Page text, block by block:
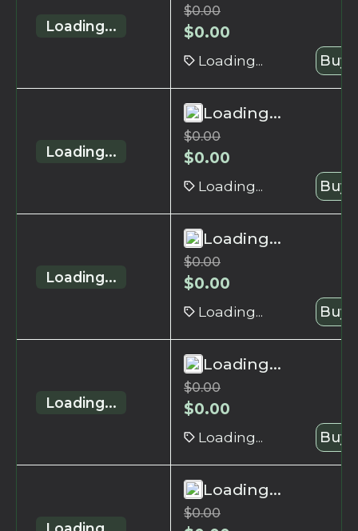
Loading...
$0.00
$0.00
Loading... Buy
Loading...
Loading...
$0.00
$0.00
Loading... Buy
Loading...
Loading...
$0.00
$0.00
Loading... Buy
Loading...
Loading...
$0.00
$0.00
Loading... Buy
Loading...
$0.00